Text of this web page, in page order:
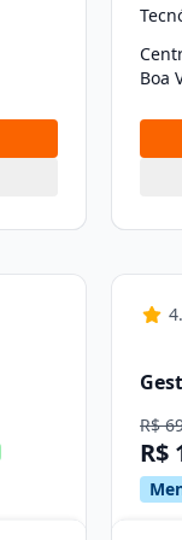
Boa
R$
R$